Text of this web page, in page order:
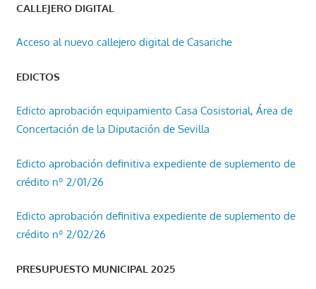
CALLEJERO DIGITAL
Acceso al nuevo callejero digital de Casariche
EDICTOS
Edicto aprobación equipamiento Casa Cosistorial, Área de
Concertación de la Diputación de Sevilla
Edicto aprobación definitiva expediente de suplemento de
crédito nº 2/01/26
Edicto aprobación definitiva expediente de suplemento de
crédito nº 2/02/26
PRESUPUESTO MUNICIPAL 2025